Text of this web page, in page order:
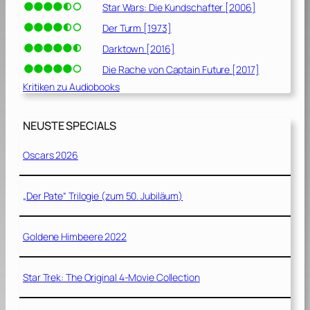
Star Wars: Die Kundschafter [2006]
Der Turm [1973]
Darktown [2016]
Die Rache von Captain Future [2017]
Kritiken zu Audiobooks
NEUSTE SPECIALS
Oscars 2026
„Der Pate“ Trilogie (zum 50. Jubiläum)
Goldene Himbeere 2022
Star Trek: The Original 4-Movie Collection